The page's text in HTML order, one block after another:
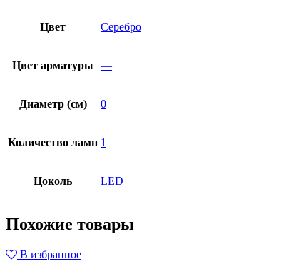
Цвет Серебро
Цвет арматуры —
Диаметр (см) 0
Количество ламп 1
Цоколь LED
Похожие товары
В избранное